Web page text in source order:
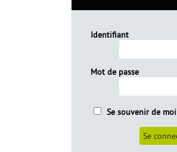
Identifiant
Mot de passe
Se souvenir de moi